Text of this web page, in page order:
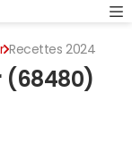
Recettes 2024
(68480)